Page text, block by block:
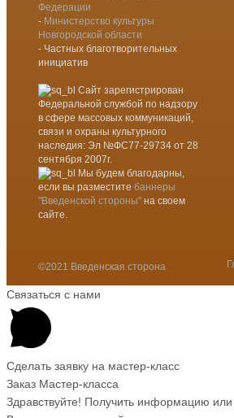
Федерации
- Министерство культуры
Новгородской области
- Частных благотворительных
инициатив
Сайт зарегистрирован
Федеральной службой по надзору
в сфере массовых коммуникаций,
связи и охраны культурного
наследия: Эл №ФС77-29734 от 28
сентября 2007г.
Мы будем благодарны,
если вы разместите баннеры
"Введенской стороны"на своем
сайте.
©2021 Введенская сторона
Связаться с нами
Сделать заявку на мастер-класс
Заказ Мастер-класса
Здравствуйте! Получить информацию или